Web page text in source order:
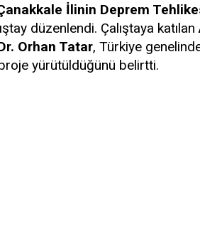
İlinin Deprem
düzenlendi. Çalıştaya katılan
Orhan Tatar, Türkiye
yürütüldüğünü belirtti.